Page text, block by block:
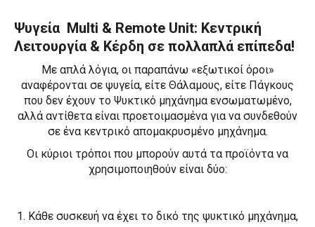
Ψυγεία Multi & Remote Unit: Κεντρική
Λειτουργία & Κέρδη σε πολλαπλά επίπεδα!
Με απλά λόγια, οι παραπάνω «εξωτικοί όροι»
αναφέρονται σε ψυγεία, είτε Θάλαμους, είτε Πάγκους
που δεν έχουν το Ψυκτικό μηχάνημα ενσωματωμένο,
αλλά αντίθετα είναι προετοιμασμένα για να συνδεθούν
σε ένα κεντρικό απομακρυσμένο μηχάνημα.
Οι κύριοι τρόποι που μπορούν αυτά τα προϊόντα να
χρησιμοποιηθούν είναι δύο:
Κάθε συσκευή να έχει το δικό της ψυκτικό μηχάνημα,